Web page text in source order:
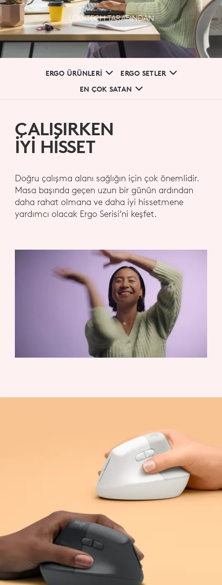
LOGITECH TARAFINDAN
ERGO ÜRÜNLERİ
ERGO SETLER
EN ÇOK SATAN
ÇALIŞIRKEN
İYİ HİSSET
Doğru çalışma alanı sağlığın için çok önemlidir.
Masa başında geçen uzun bir günün ardından
daha rahat olmana ve daha iyi hissetmene
yardımcı olacak Ergo Serisi’ni keşfet.